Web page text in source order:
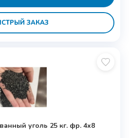
ЗАКАЗ
уголь 25 кг. фр. 4х8